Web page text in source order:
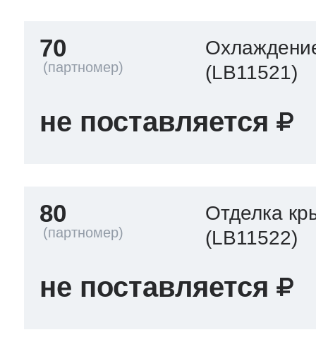
70
(LB11521)
не поставляется
80
Отделка
(LB11522)
не поставляется